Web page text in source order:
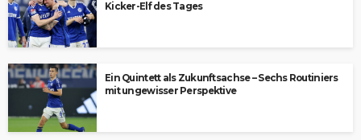
Kicker-Elf des Tages
Ein Quintett als Zukunftsachse – Sechs Routiniers
mit ungewisser Perspektive